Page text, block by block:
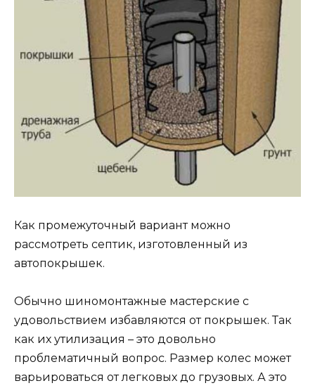
Как промежуточный вариант можно
рассмотреть септик, изготовленный из
автопокрышек.
Обычно шиномонтажные мастерские с
удовольствием избавляются от покрышек. Так
как их утилизация – это довольно
проблематичный вопрос. Размер колес может
варьироваться от легковых до грузовых. А это